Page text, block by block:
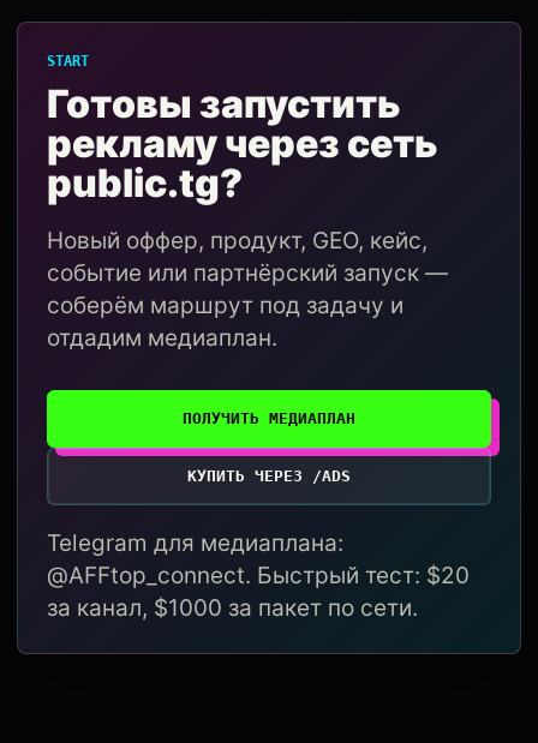
START
Готовы запустить
рекламу через сеть
public.tg?
Новый оффер, продукт, GEO, кейс,
событие или партнёрский запуск —
соберём маршрут под задачу и
отдадим медиаплан.
ПОЛУЧИТЬ МЕДИАПЛАН
КУПИТЬ ЧЕРЕЗ /ADS
Telegram для медиаплана:
@AFFtop_connect. Быстрый тест: $20
за канал, $1000 за пакет по сети.